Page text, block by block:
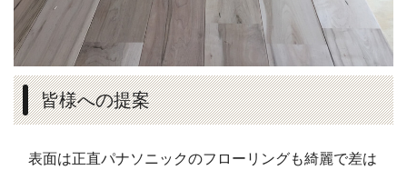
皆様への提案
表面は正直パナソニックのフローリングも綺麗で差は